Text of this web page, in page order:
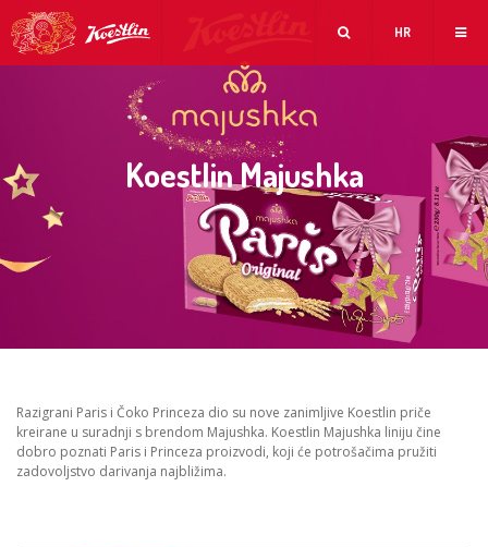
HR
Koestlin Majushka
Razigrani Paris i Čoko Princeza dio su nove zanimljive Koestlin priče
kreirane u suradnji s brendom Majushka. Koestlin Majushka liniju čine
dobro poznati Paris i Princeza proizvodi, koji će potrošačima pružiti
zadovoljstvo darivanja najbližima.